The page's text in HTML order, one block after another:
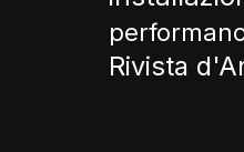
Rivista